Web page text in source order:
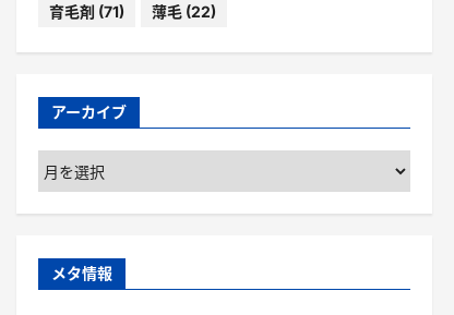
育毛剤 (71) 薄毛(22)
アーカイブ
ア
ー
カ
ブ
メタ情報